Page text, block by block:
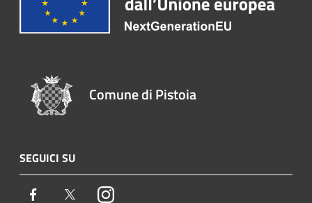
Comune di Pistoia
SEGUICI SU
Facebook TwitterInstagram